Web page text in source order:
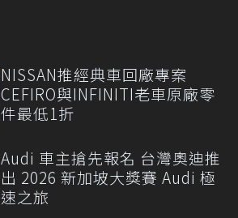
NISSAN推經典車回廠專案
CEFIRO與INFINITI老車原廠零
件最低1折
Audi 車主搶先報名 台灣奧迪推
出 2026 新加坡大獎賽 Audi 極
速之旅